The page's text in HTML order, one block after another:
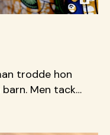
trodde hon
Men tack
familjer har